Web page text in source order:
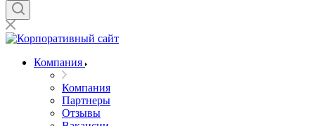
Компания
Компания
Партнеры
Отзывы